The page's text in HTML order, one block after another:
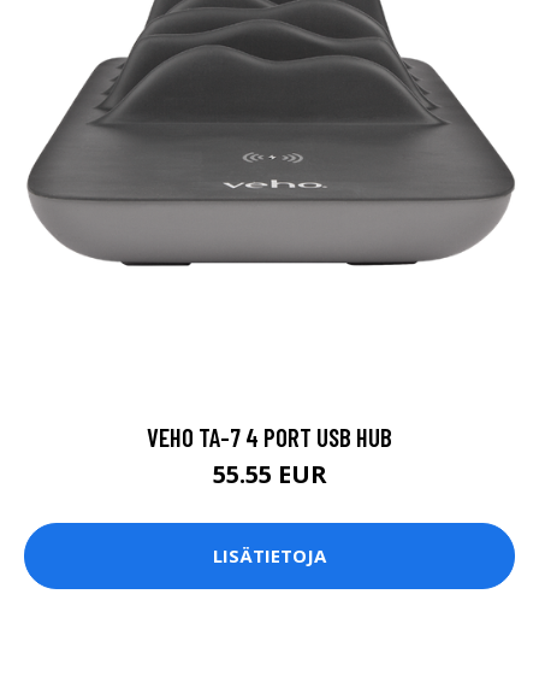
VEHO TA-7 4 PORT USB HUB
55.55 EUR
LISÄTIETOJA